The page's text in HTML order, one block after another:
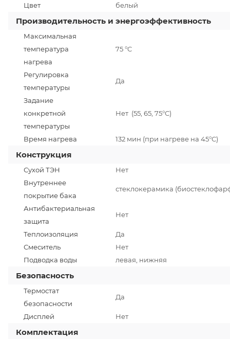
Цвет белый
Производительность и энергоэффективность
Максимальная
температура
нагрева
75 °C
Регулировка
температуры
Да
Задание
конкретной
температуры
Нет (55, 65, 75°С)
Время нагрева 132 мин (при нагреве на 45°С)
Конструкция
Сухой ТЭН
Нет
Внутреннее
покрытие бака
стеклокерамика
Антибактериальная
защита
Нет
Теплоизоляция
Да
Смеситель
Нет
Подводка воды
левая, нижняя
Безопасность
Термостат
безопасности
Да
Дисплей Нет
Комплектация